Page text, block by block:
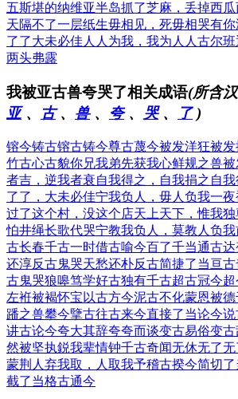
五斯堪的纳维亚半岛抓了芝麻，丢掉西瓜
天隔不了一层纸生毋相见，死毋相哭有
了了大未必佳人人为我，我为人人 古尔
两头弗露
我被亚古兽夸哭了相关成语(所含
亚、 古、 兽、 夸、 哭、 了)
镕今铸古镕古铸今尊古蔑今被发洋狂被
竹古心古貌你兄我弟先获我心鲜规之兽被
者吉，逆我者衰自我得之，自我捐之 自
了了，大未必佳宁我负人，毋人负我一
过了这个村，没这个店天上天下，惟我独
怕井绳长歌代哭宁教我负人，莫教人负我
古长春千古一时借古喻今百了千当通古达
还淳反古鬼哭天愁还朴反古简捷了当亘古
古鬼哭狼嗥笃学好古独有千古超古冠今
左袵被褐怀宝 以古方今泥古不化蒙恩被德
蹯之兽攀今擥古往古来今直接了当论今说
讲古论今夸大其辞夸夸而谈变古易俗变古
然被坚执鋭我辈情钟千古奇闻无休无了无
蒙荆 人弃我取，人取我予稽古揆今简切了
截了当格古通今